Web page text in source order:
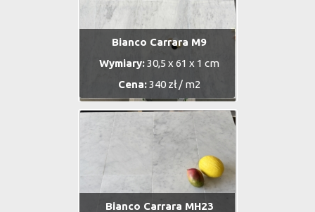
Bianco Carrara M9
Wymiary:30,5 x 61 x 1 cm
Cena:340 zł / m2
Bianco Carrara MH23